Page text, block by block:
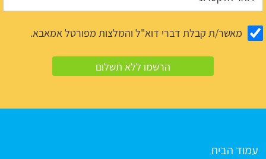
מאשר/ת קבלת דברי דוא"ל והמלצות מפורטל אמאבא.
עמוד הבית